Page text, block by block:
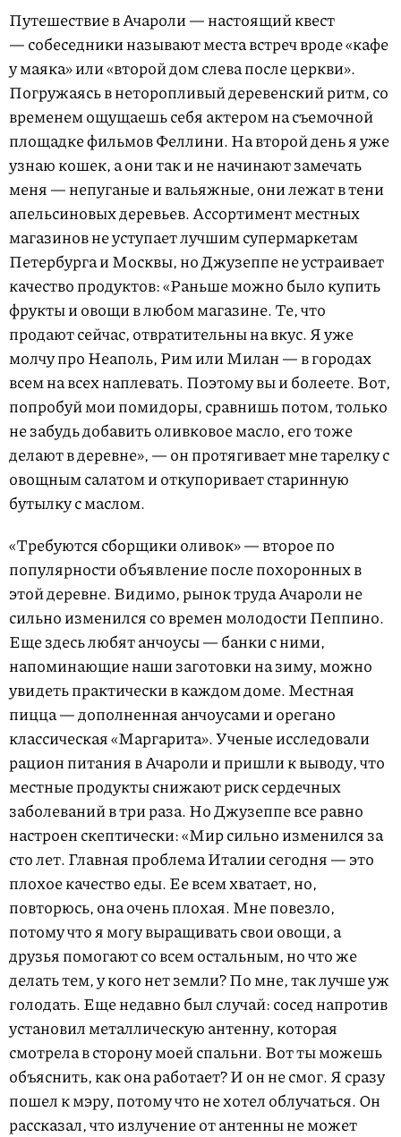
Путешествие в Ачароли — настоящий квест
— собеседники называют места встреч вроде «кафе
у маяка» или «второй дом слева после церкви».
Погружаясь в неторопливый деревенский ритм, со
временем ощущаешь себя актером на съемочной
площадке фильмов Феллини. На второй день я уже
узнаю кошек, а они так и не начинают замечать
меня — непуганые и вальяжные, они лежат в тени
апельсиновых деревьев. Ассортимент местных
магазинов не уступает лучшим супермаркетам
Петербурга и Москвы, но Джузеппе не устраивает
качество продуктов: «Раньше можно было купить
фрукты и овощи в любом магазине. Те, что
продают сейчас, отвратительны на вкус. Я уже
молчу про Неаполь, Рим или Милан — в городах
всем на всех наплевать. Поэтому вы и болеете. Вот,
попробуй мои помидоры, сравнишь потом, только
не забудь добавить оливковое масло, его тоже
делают в деревне», — он протягивает мне тарелку с
овощным салатом и откупоривает старинную
бутылку с маслом.
«Требуются сборщики оливок» — второе по
популярности объявление после похоронных в
этой деревне. Видимо, рынок труда Ачароли не
сильно изменился со времен молодости Пеппино.
Еще здесь любят анчоусы — банки с ними,
напоминающие наши заготовки на зиму, можно
увидеть практически в каждом доме. Местная
пицца — дополненная анчоусами и орегано
классическая «Маргарита». Ученые исследовали
рацион питания в Ачароли и пришли к выводу, что
местные продукты снижают риск сердечных
заболеваний в три раза. Но Джузеппе все равно
настроен скептически: «Мир сильно изменился за
сто лет. Главная проблема Италии сегодня — это
плохое качество еды. Ее всем хватает, но,
повторюсь, она очень плохая. Мне повезло,
потому что я могу выращивать свои овощи, а
друзья помогают со всем остальным, но что же
делать тем, у кого нет земли? По мне, так лучше уж
голодать. Еще недавно был случай: сосед напротив
установил металлическую антенну, которая
смотрела в сторону моей спальни. Вот ты можешь
объяснить, как она работает? И он не смог. Я сразу
пошел к мэру, потому что не хотел облучаться. Он
рассказал, что излучение от антенны не может